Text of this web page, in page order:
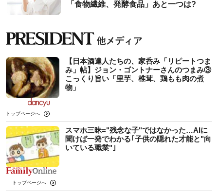
「食物繊維、発酵食品」あと一つは?
【日本酒達人たちの、家呑み「リピートつま
み」帖】ジョン・ゴントナーさんのつまみ③
こっくり旨い「里芋、椎茸、鶏もも肉の煮
物」
トップページへ
スマホ三昧="残念な子"ではなかった…AIに
聞けば一発でわかる｢子供の隠れた才能と"向
いている職業"｣
トップページへ